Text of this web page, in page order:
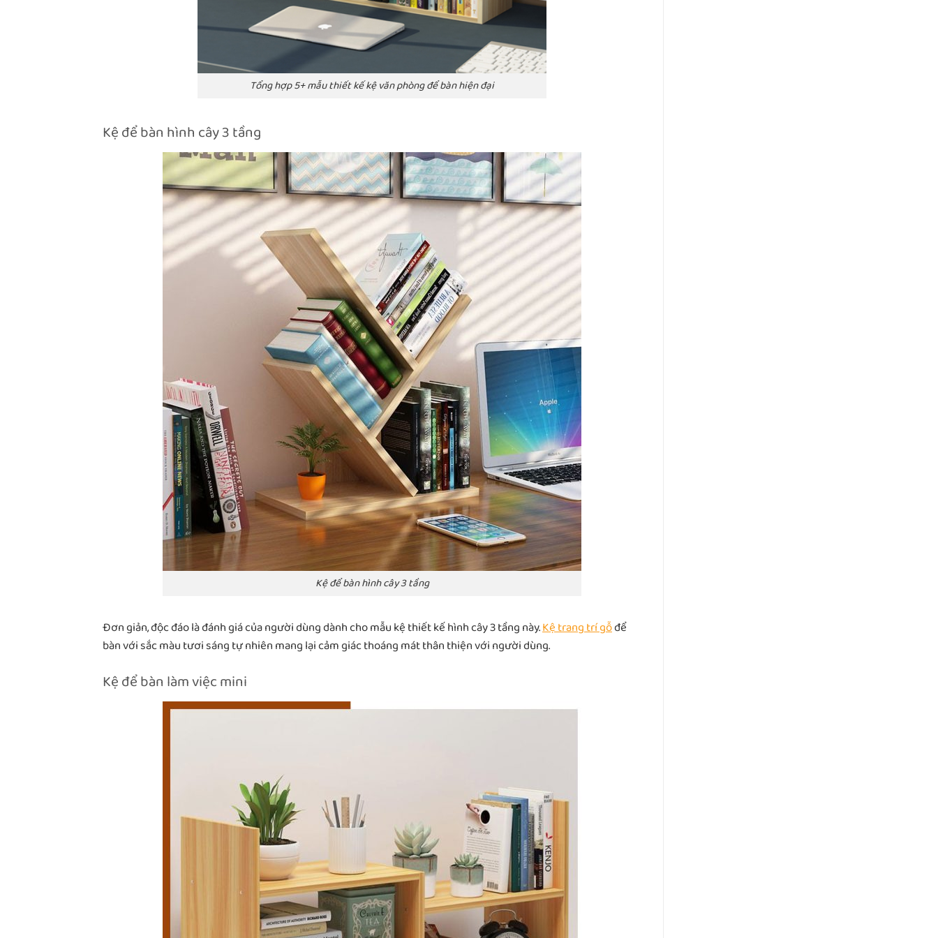
Tổng hợp 5+ mẫu thiết kế kệ văn phòng để bàn hiện đại
Kệ để bàn hình cây 3 tầng
Kệ để bàn hình cây 3 tầng
Đơn giản, độc đáo là đánh giá của người dùng dành cho mẫu kệ thiết kế hình cây 3 tầng này.Kệ trang trí gỗđể
bàn với sắc màu tươi sáng tự nhiên mang lại cảm giác thoáng mát thân thiện với người dùng.
Kệ để bàn làm việc mini